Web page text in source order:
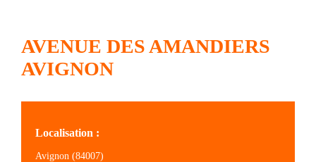
AVENUE DES AMANDIERS
AVIGNON
Localisation :
Avignon (84007)